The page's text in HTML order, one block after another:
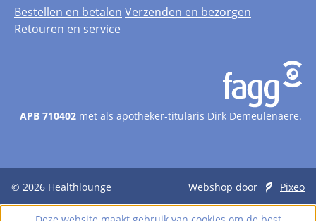
Bestellen en betalen Verzenden en bezorgen
Retouren en service
APB 710402 met als apotheker-titularis Dirk Demeulenaere.
© 2026 Healthlounge Webshop door Pixeo